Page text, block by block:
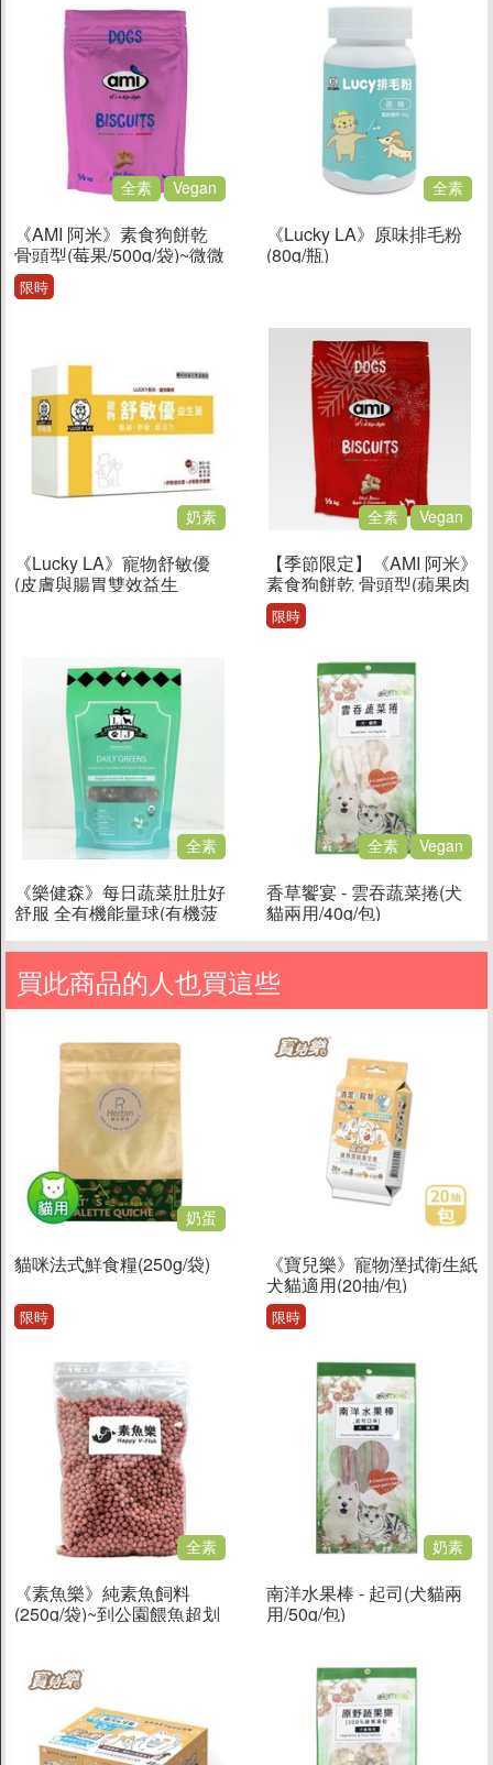
全素 Vegan
《AMI 阿米》素食狗餅乾
骨頭型(莓果/500g/袋)~微微
酸甜莓果口味 獎勵愛犬的
營養餅乾
限時
全素
《Lucky LA》原味排毛粉
(80g/瓶)
奶素
《Lucky LA》寵物舒敏優
(皮膚與腸胃雙效益生
全素 Vegan
【季節限定】《AMI 阿米》
素食狗餅乾 骨頭型(蘋果肉
桂/500g/袋)~香甜可口 獎勵
愛犬的營養餅乾
限時
全素
《樂健森》每日蔬菜肚肚好
舒服 全有機能量球(有機菠
用/170g)
全素 Vegan
香草饗宴 - 雲吞蔬菜捲(犬
貓兩用/40g/包)
買此商品的人也買這些
奶蛋
貓咪法式鮮食糧(250g/袋)
限時
《寶兒樂》寵物溼拭衛生紙
犬貓適用(20抽/包)
限時
全素
《素魚樂》純素魚飼料
(250g/袋)~到公園餵魚超划
奶素
南洋水果棒 - 起司(犬貓兩
用/50g/包)